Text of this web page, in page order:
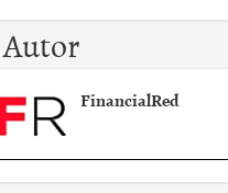
reforma laboral
Autor
FinancialRed